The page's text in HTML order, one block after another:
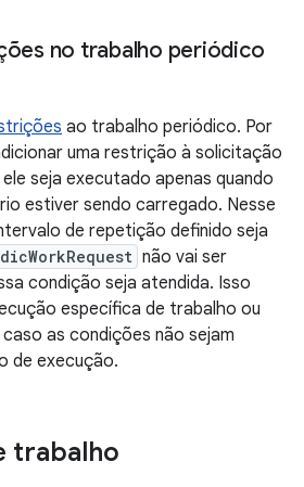
no trabalho periódico
ao trabalho periódico. Por
uma restrição à solicitação
seja executado apenas quando
estiver sendo carregado. Nesse
de repetição definido seja
não vai ser
condição seja atendida. Isso
específica de trabalho ou
as condições não sejam
de execução.
trabalho